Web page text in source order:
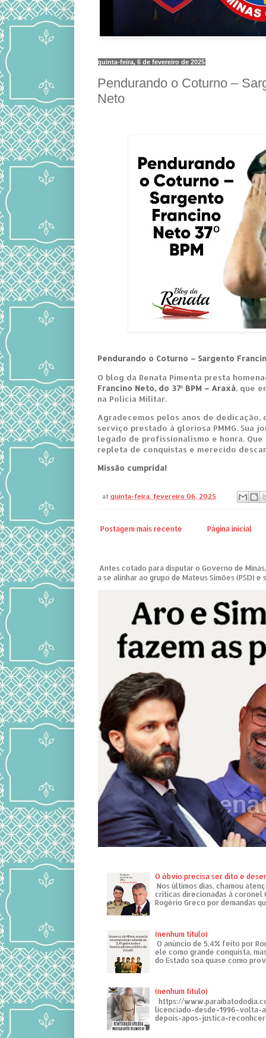
quinta-feira, 6 de fevereiro de 2025
Pendurando o Coturno –
Neto
Pendurando o Coturno – Sargento
O blog da Renata Pimenta presta
Francino Neto, do 37º BPM – Araxá, que
na Polícia Militar.
Agradecemos pelos anos de dedicação,
serviço prestado à gloriosa PMMG. Sua
legado de profissionalismo e honra.
repleta de conquistas e merecido
Missão cumprida!
atquinta-feira, fevereiro 06, 2025
Postagem mais recente Página inicial
Antes cotado para disputar o Governo de
a se alinhar ao grupo de Mateus Simões (PSD) e
O óbvio precisa ser dito e
Nos últimos dias, chamou
críticas direcionadas à coronel
Rogério Greco por demandas
(nenhum título)
O anúncio de 5,4% feito por
ele como grande conquista,
do Estado soa quase como
(nenhum título)
https://
licenciado-desde-1996-volta-
depois-apos-justica-